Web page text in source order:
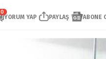
0
YORUM YAP PAYLAŞ ABONE